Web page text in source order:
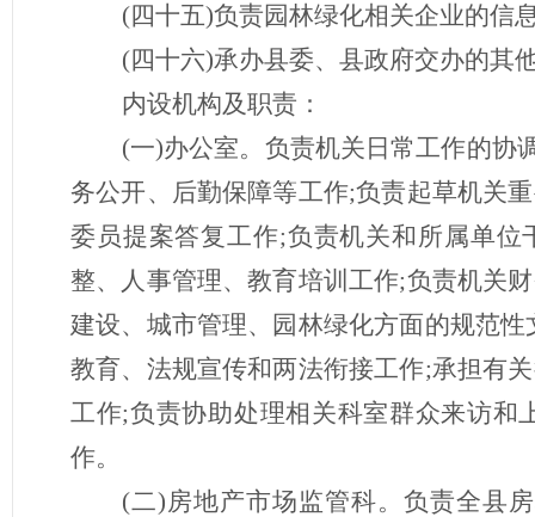
(四十五)负责园林绿化相关企业的信
(四十六)承办县委、县政府交办的其
内设机构及职责：
(一)办公室。负责机关日常工作的协
务公开、后勤保障等工作;负责起草机关
委员提案答复工作;负责机关和所属单
整、人事管理、教育培训工作;负责机关
建设、城市管理、园林绿化方面的规范
教育、法规宣传和两法衔接工作;承担有
工作;负责协助处理相关科室群众来访和
作。
(二)房地产市场监管科。负责全县